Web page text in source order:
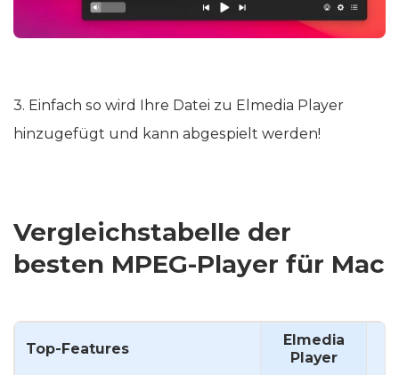
3. Einfach so wird Ihre Datei zu Elmedia Player
hinzugefügt und kann abgespielt werden!
Vergleichstabelle der
besten MPEG-Player für Mac
Top-Features
Elmedia
Player